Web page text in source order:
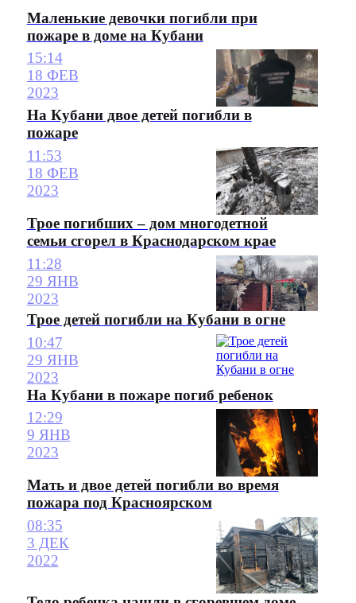
Маленькие девочки погибли при
пожаре в доме на Кубани
15:14
18 ФЕВ
2023
На Кубани двое детей погибли в
пожаре
11:53
18 ФЕВ
2023
Трое погибших – дом многодетной
семьи сгорел в Краснодарском крае
11:28
29 ЯНВ
2023
Трое детей погибли на Кубани в огне
10:47
29 ЯНВ
2023
На Кубани в пожаре погиб ребенок
12:29
9 ЯНВ
2023
Мать и двое детей погибли во время
пожара под Красноярском
08:35
3 ДЕК
2022